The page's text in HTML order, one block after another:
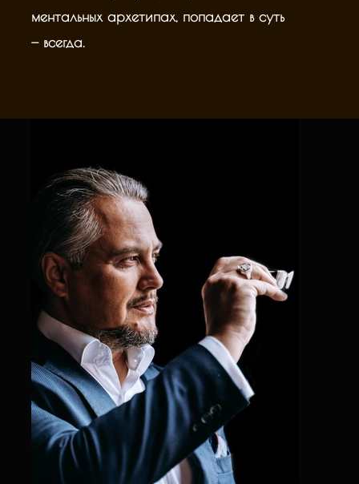
ментальных архетипах, попадает в суть
— всегда.